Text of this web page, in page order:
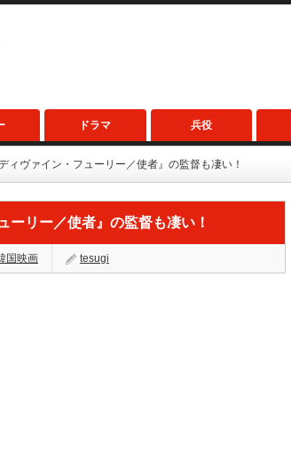
ドラマ 兵役
ィヴァイン・フューリー／使者』の監督も凄い！
ーリー／使者』の監督も凄い！
国映画 tesugi